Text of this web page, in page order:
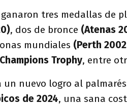
ganaron tres medallas de
, dos de bronce (Atenas
mundiales (Perth
Champions Trophy, entre
un nuevo logro al
de 2024, una sana